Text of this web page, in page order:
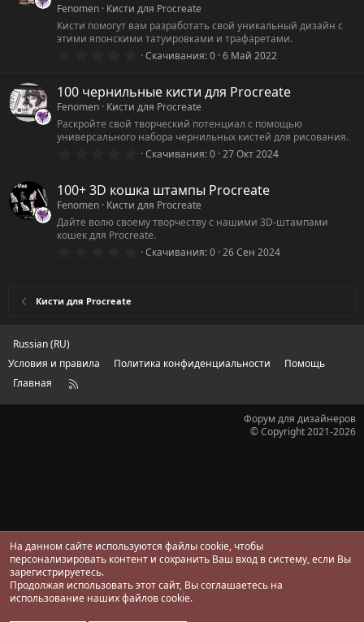
ё
з
д
Fenomen Кисти для Procreate
Кисти помогут вам разработать свой уникальный дизайн с
этими японскими татуировками и трафаретами.
0
0
з
в
ё
з
Скачивания 0 6 Май 2022
100 чернильные кисти для Procreate
Fenomen Кисти для Procreate
Раскройте свой творческий потенциал с помощью
универсального набора чернильных кистей для рисования.
0
0
з
в
ё
з
Скачивания 0 27 Окт 2024
100+ 3D кошка штампы Procreate
Fenomen Кисти для Procreate
Дайте волю своему творчеству с нашими 3D-штампами
кошек для Procreate.
0Скачивания 0 26 Сен 2024
Кисти для Procreate
Russian (RU)
Условия и правила
Политика конфиденциальности
Помощь
Главная
R
Форум для дизайнеров
© Copyright 2021-2026
На данном сайте используются файлы cookie, чтобы
персонализировать контент и сохранить Ваш вход в систему, если Вы
зарегистрируетесь.
Продолжая использовать этот сайт, Вы соглашаетесь на
использование наших файлов cookie.